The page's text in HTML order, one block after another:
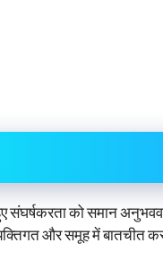
संघर्षकरता को समान
और समूह में बातचीत